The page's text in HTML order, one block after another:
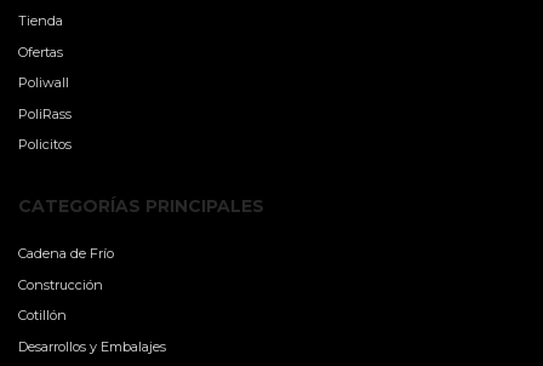
Tienda
Ofertas
Poliwall
PoliRass
Policitos
CATEGORÍAS PRINCIPALES
Cadena de Frío
Construcción
Cotillón
Desarrollos y Embalajes